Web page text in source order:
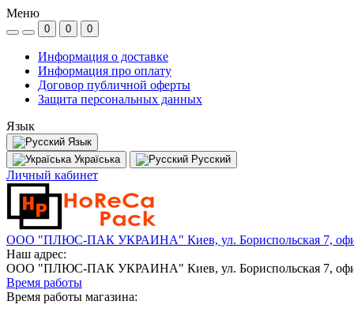
Меню
0 0 0
Информация о доставке
Информация про оплату
Договор публичной оферты
Защита персональных данных
Язык
Язык
Україська
Русский
Личный кабинет
ООО "ПЛЮС-ПАК УКРАИНА" Киев, ул. Бориспольская 7,
Наш адрес:
ООО "ПЛЮС-ПАК УКРАИНА" Киев, ул. Бориспольская 7,
Время работы
Время работы магазина: